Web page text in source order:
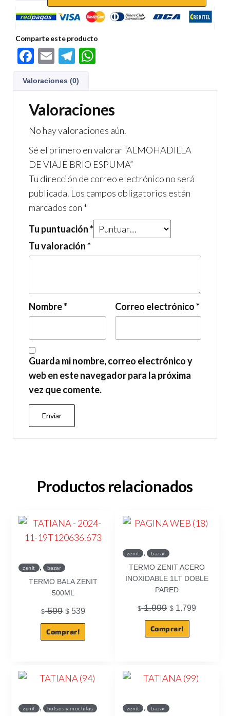
Comparte este producto
F
e
b
o
o
k
E
ail
Te
gr
a
m
s
A
p
p
Valoraciones (0)
Valoraciones
No hay valoraciones aún.
Sé el primero en valorar “ALMOHADILLA
DE VIAJE BRIO ESPUMA”
Tu dirección de correo electrónico no será
publicada. Los campos obligatorios están
marcados con *
Tu puntuación*
Tu valoración*
Nombre* Correo electrónico*
Guarda mi nombre, correo electrónico y
web en este navegador para la próxima
vez que comente.
Productos relacionados
zenit , bazar
TERMO BALA ZENIT
500ML
$599 $539
Comprar!
zenit , bazar
TERMO ZENIT ACERO
INOXIDABLE 1LT DOBLE
PARED
$1.999 $ 1.799
Comprar!
zenit , bolsos y mochilas zenit , bazar